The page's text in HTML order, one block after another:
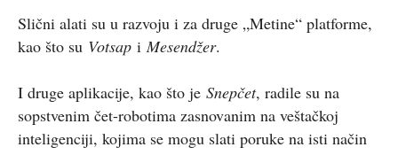
Slični alati su u razvoju i za druge „Metine“ platforme,
kao što su Votsap i Mesendžer.
I druge aplikacije, kao što je Snepčet, radile su na
sopstvenim čet-robotima zasnovanim na veštačkoj
inteligenciji, kojima se mogu slati poruke na isti način